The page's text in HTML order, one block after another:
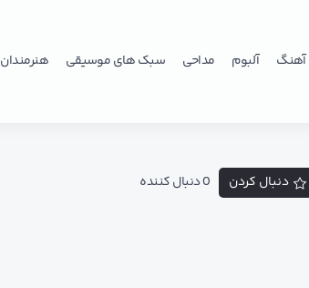
آهنگ آلبوم مداحی سبک های موسیقی هنرمندان
دنبال کردن 0 دنبال کننده